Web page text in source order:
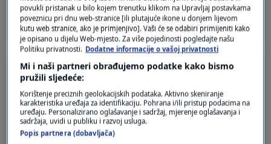
Odgovor
prije 3 mjeseci
Goran
Na žalost, nije samo politika ta koja nas je
dijelila i koja nas dijeli, koja gaji iracionalnu
mržnju kao neprikosnovenu svetinju, tabu i sine
povukli pristanak u bilo kojem trenutku klikom na Upravljaj postavkama
poveznicu pri dnu web-stranice [ili plutajuće ikone u donjem lijevom
kutu web stranice, ako je primjenjivo]. Vaši će se odabiri primijeniti kako
je opisano u dijelu Web-mjesto. Za više pojedinosti pogledajte našu
Politiku privatnosti. Dodatne informacije o vašoj privatnosti
Mi i naši partneri obrađujemo podatke kako bismo
pružili sljedeće:
Korištenje preciznih geolokacijskih podataka. Aktivno skeniranje
karakteristika uređaja za identifikaciju. Pohrana i/ili pristup podacima na
uređaju. Personalizirano oglašavanje i sadržaj, mjerenje oglašavanja i
sadržaja, uvidi u publiku i razvoj usluga.
Popis partnera (dobavljača)